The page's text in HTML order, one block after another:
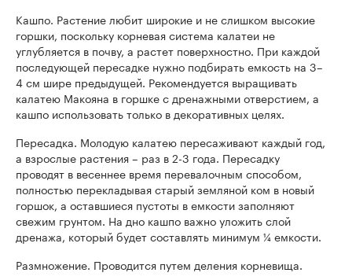
Кашпо. Растение любит широкие и не слишком высокие
горшки, поскольку корневая система калатеи не
углубляется в почву, а растет поверхностно. При каждой
последующей пересадке нужно подбирать емкость на 3–
4 см шире предыдущей. Рекомендуется выращивать
калатею Макояна в горшке с дренажными отверстием, а
кашпо использовать только в декоративных целях.
Пересадка. Молодую калатею пересаживают каждый год,
а взрослые растения – раз в 2-3 года. Пересадку
проводят в весеннее время перевалочным способом,
полностью перекладывая старый земляной ком в новый
горшок, а оставшиеся пустоты в емкости заполняют
свежим грунтом. На дно кашпо важно уложить слой
дренажа, который будет составлять минимум ¼ емкости.
Размножение. Проводится путем деления корневища.